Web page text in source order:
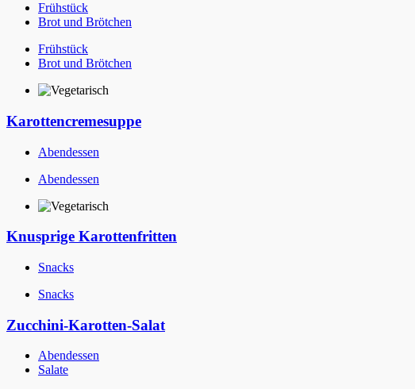
Frühstück
Brot und Brötchen
Frühstück
Brot und Brötchen
Karottencremesuppe
Abendessen
Abendessen
Knusprige Karottenfritten
Snacks
Snacks
Zucchini-Karotten-Salat
Abendessen
Salate